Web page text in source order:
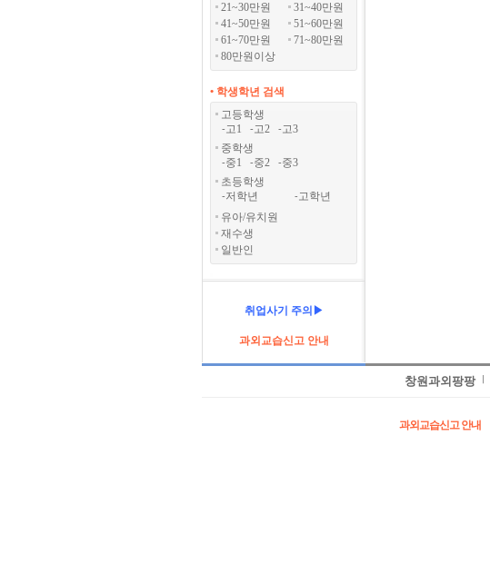
21~30만원
31~40만원
41~50만원
51~60만원
61~70만원
71~80만원
80만원이상
• 학생학년 검색
고등학생
-고1 -고2 -고3
중학생
-중1 -중2 -중3
초등학생
-저학년 -고학년
유아/유치원
재수생
일반인
취업사기 주의▶
과외교습신고 안내
창원과외팡팡
과외교습신고 안내